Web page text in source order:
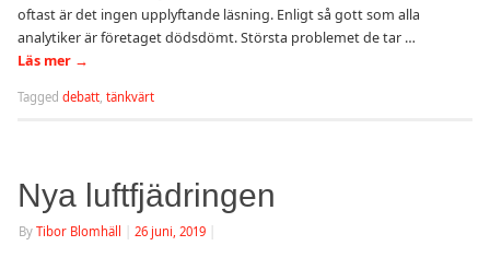
oftast är det ingen upplyftande läsning. Enligt så gott som alla
analytiker är företaget dödsdömt. Största problemet de tar …
Läs mer →
Tagged debatt, tänkvärt
Nya luftfjädringen
By Tibor Blomhäll 26 juni, 2019